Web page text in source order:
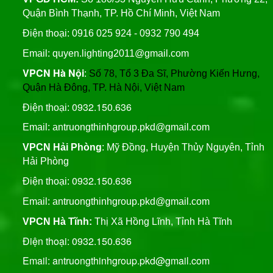
Bridgelux, An Trường
Thịnh
Trụ Thép Mạ Nhúng Kẽm
Quy Trình Mạ Nhúng Kẽm
Nóng Trụ Đèn Chiếu Sáng
Cao Áp
Quận Bình Thạnh, TP. Hồ Chí Minh, Việt Nam
Điện thoại: 0916 025 924 - 0932 790 494
Email: quyen.lighting2011@gmail.com
VPCN Hà Nội: Số 78, Tổ 3 Đa Sĩ, Phường Kiến Hưng,
Quận Hà Đông, TP. Hà Nội, Việt Nam
Điện thoại: 0932.150.636
Email: antruongthinhgroup.pkd@gmail.com
VPCN Hải Phòng: Mỹ Đồng, Huyện Thủy Nguyên, Tỉnh
Hải Phòng
Điện thoại: 0932.150.636
Email: antruongthinhgroup.pkd@gmail.com
VPCN Hà Tĩnh: Thị Xã Hồng Lĩnh, Tỉnh Hà Tĩnh
Điện thoại: 0932.150.636
Email: antruongthinhgroup.pkd@gmail.com